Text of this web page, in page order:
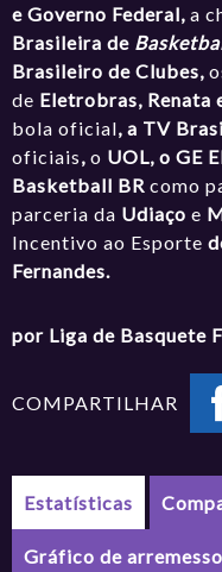
e Governo Federal,a
Brasileira de
Brasileiro de Clubes,
de Eletrobras, Renata
bola oficial, a TV
oficiais,o UOL, o GE
Basketball BR como
parceria da Udiaçoe
Incentivo ao Esporte
Fernandes.
por Liga de Basquete
COMPARTILHAR
Estatísticas
Gráfico de